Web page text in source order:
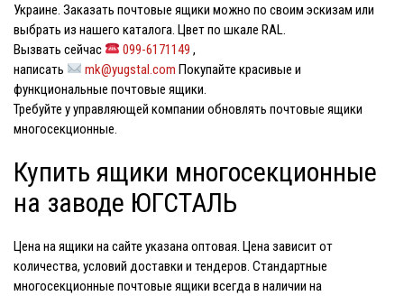
Украине. Заказать почтовые ящики можно по своим эскизам или
выбрать из нашего каталога. Цвет по шкале RAL.
Вызвать сейчас
099-6171149,
написать
mk@yugstal.com Покупайте красивые и
функциональные почтовые ящики.
Требуйте у управляющей компании обновлять почтовые ящики
многосекционные.
Купить ящики многосекционные
на заводе ЮГСТАЛЬ
Цена на ящики на сайте указана оптовая. Цена зависит от
количества, условий доставки и тендеров. Стандартные
многосекционные почтовые ящики всегда в наличии на